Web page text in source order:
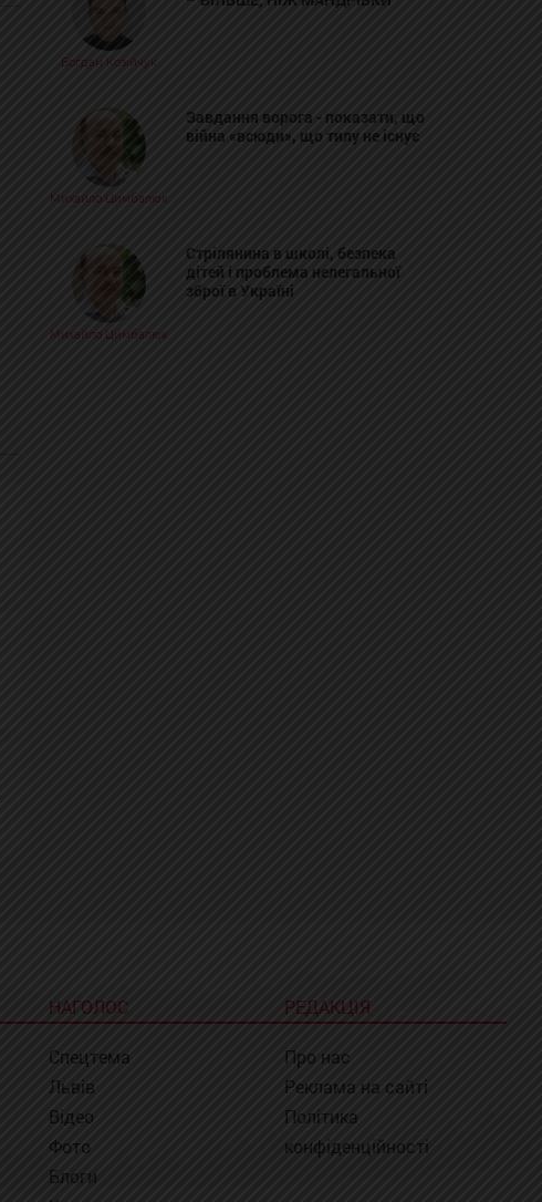
Богдан Козійчук
Михайло Цимбалюк
Завдання ворога - показати, що
війна «всюди», що тилу не існує
Михайло Цимбалюк
Стрілянина в школі, безпека
дітей і проблема нелегальної
зброї в Україні
НАГОЛОС
Спецтема
Львів
Відео
Фото
Блоги
РЕДАКЦІЯ
Про нас
Реклама на сайті
Політика
конфіденційності